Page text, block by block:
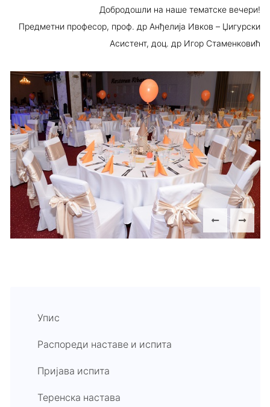
Добродошли на наше тематске вечери!
Предметни професор, проф. др Анђелија Ивков – Џигурски
Асистент, доц. др Игор Стаменковић
Упис
Распореди наставе и испита
Пријава испита
Теренска настава